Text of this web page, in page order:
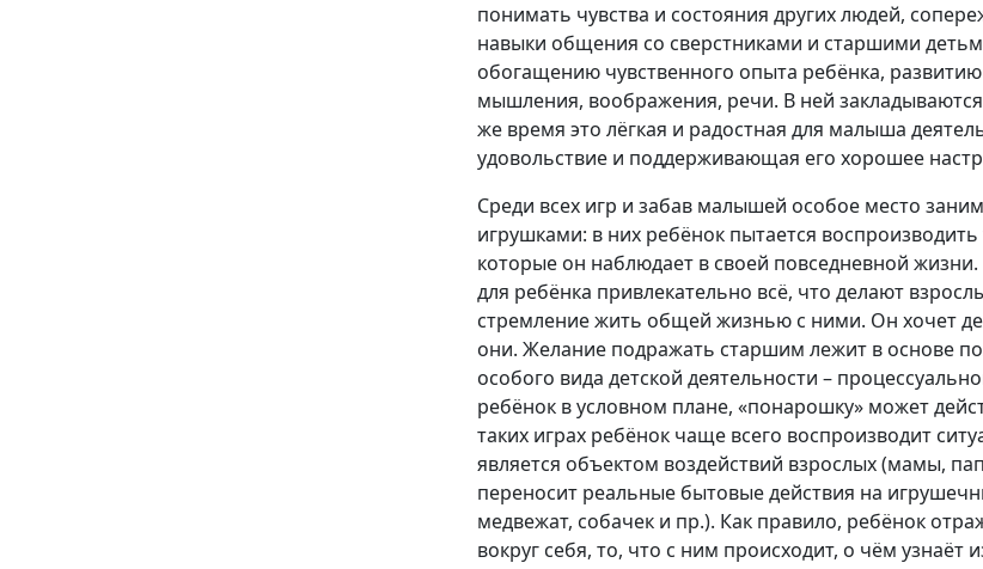
понимать чувства и состояния других людей,
навыки общения со сверстниками и старшими
обогащению чувственного опыта ребёнка,
мышления, воображения, речи. В ней
же время это лёгкая и радостная для малыша
удовольствие и поддерживающая его хорошее
Среди всех игр и забав малышей особое место
игрушками: в них ребёнок пытается воспроизводить
которые он наблюдает в своей повседневной жизни.
для ребёнка привлекательно всё, что делают
стремление жить общей жизнью с ними. Он хочет
они. Желание подражать старшим лежит в основе
особого вида детской деятельности –
ребёнок в условном плане, «понарошку» может
таких играх ребёнок чаще всего воспроизводит
является объектом воздействий взрослых (мамы,
переносит реальные бытовые действия на
медвежат, собачек и пр.). Как правило, ребёнок
вокруг себя, то, что с ним происходит, о чём узнаёт